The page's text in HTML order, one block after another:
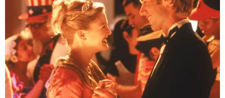
la dura pérdida de su mascota, que la acompañó por más
de 13 años. Sin embargo, tuvo que decidir dormir a su
amiga de cuatro patitas debido a su delicado estado de
salud, por lo que no pudo evitar romper en llanto.
2 de julio de 2026 Compartir: